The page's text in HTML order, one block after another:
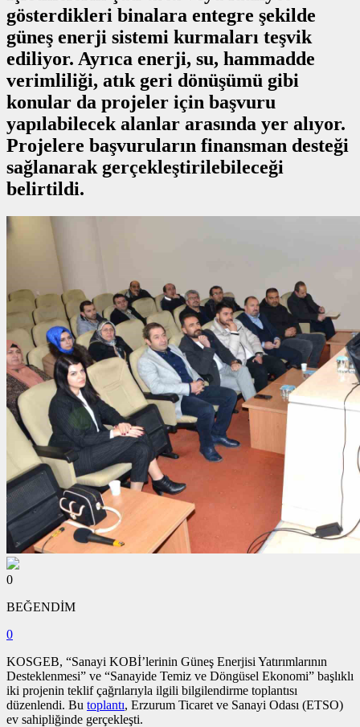
gösterdikleri binalara entegre şekilde
güneş enerji sistemi kurmaları teşvik
ediliyor. Ayrıca enerji, su, hammadde
verimliliği, atık geri dönüşümü gibi
konular da projeler için başvuru
yapılabilecek alanlar arasında yer alıyor.
Projelere başvuruların finansman desteği
sağlanarak gerçekleştirilebileceği
belirtildi.
0
BEĞENDİM
0
KOSGEB, “Sanayi KOBİ’lerinin Güneş Enerjisi Yatırımlarının
Desteklenmesi” ve “Sanayide Temiz ve Döngüsel Ekonomi” başlıklı
iki projenin teklif çağrılarıyla ilgili bilgilendirme toplantısı
düzenlendi. Bu toplantı, Erzurum Ticaret ve Sanayi Odası (ETSO)
ev sahipliğinde gerçekleşti.